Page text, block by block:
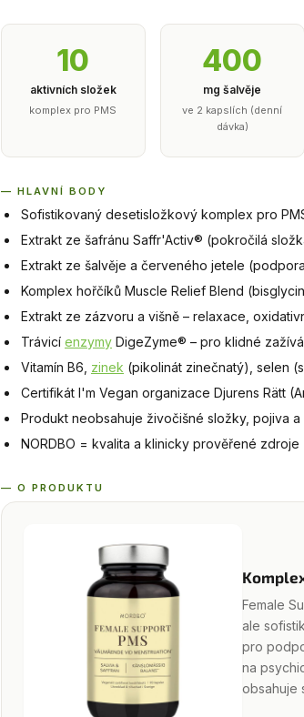
10
aktivních složek
komplex pro PMS
400
mg šalvěje
ve 2 kapslích (denní
dávka)
— HLAVNÍ BODY
Sofistikovaný desetisložkový komplex pro
Extrakt ze šafránu Saffr'Activ® (pokročilá
Extrakt ze šalvěje a červeného jetele
Komplex hořčíků Muscle Relief Blend
Extrakt ze zázvoru a višně – relaxace,
Trávicí enzymy DigeZyme® – pro klidné
Vitamín B6, zinek (pikolinát zinečnatý), selen
Certifikát I'm Vegan organizace Djurens Rätt
Produkt neobsahuje živočišné složky, pojiva
NORDBO = kvalita a klinicky prověřené
— O PRODUKTU
Female
ale
pro
na
obsahuje